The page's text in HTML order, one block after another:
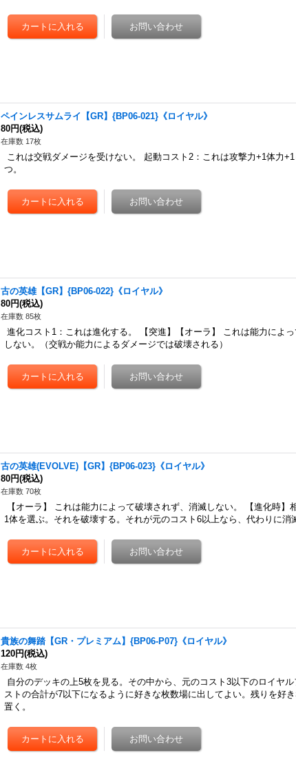
ペインレスサムライ【GR】{BP06-021}《ロイヤル》
80円(税込)
在庫数 17枚
これは交戦ダメージを受けない。 起動コスト2：これは攻撃力+1体力
つ。
古の英雄【GR】{BP06-022}《ロイヤル》
80円(税込)
在庫数 85枚
進化コスト1：これは進化する。 【突進】【オーラ】 これは能力によ
しない。（交戦か能力によるダメージでは破壊される）
古の英雄(EVOLVE)【GR】{BP06-023}《ロイヤル》
80円(税込)
在庫数 70枚
【オーラ】 これは能力によって破壊されず、消滅しない。 【進化時】
1体を選ぶ。それを破壊する。それが元のコスト6以上なら、代わりに消
貴族の舞踏【GR・プレミアム】{BP06-P07}《ロイヤル》
120円(税込)
在庫数 4枚
自分のデッキの上5枚を見る。その中から、元のコスト3以下のロイヤ
ストの合計が7以下になるように好きな枚数場に出してよい。残りを好
置く。